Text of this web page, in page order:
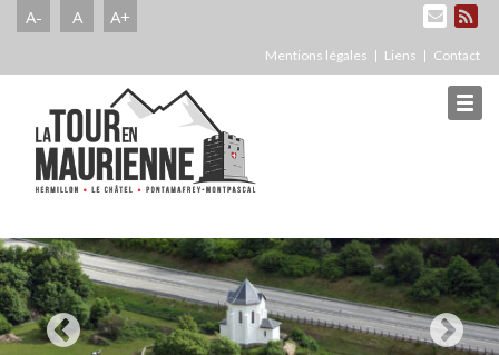
A- A A+
Mentions légales Liens Contact